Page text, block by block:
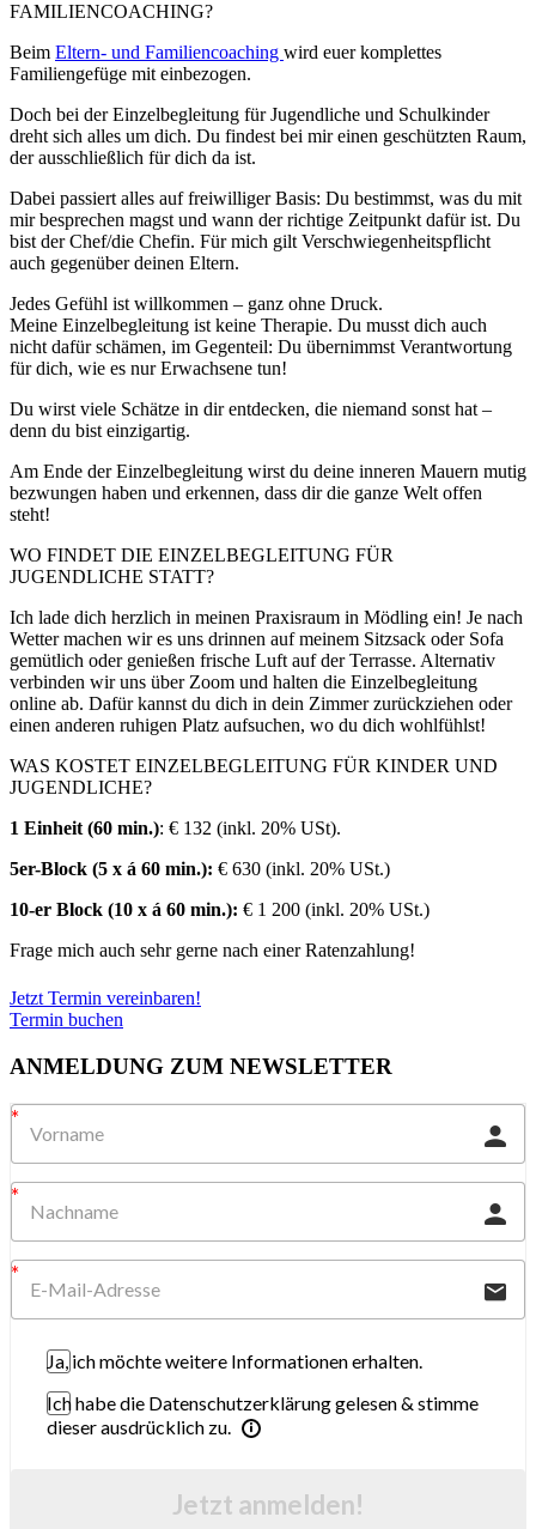
FAMILIENCOACHING?
Beim Eltern- und Familiencoaching wird euer komplettes
Familiengefüge mit einbezogen.
Doch bei der Einzelbegleitung für Jugendliche und Schulkinder
dreht sich alles um dich. Du findest bei mir einen geschützten Raum,
der ausschließlich für dich da ist.
Dabei passiert alles auf freiwilliger Basis: Du bestimmst, was du mit
mir besprechen magst und wann der richtige Zeitpunkt dafür ist. Du
bist der Chef/die Chefin. Für mich gilt Verschwiegenheitspflicht
auch gegenüber deinen Eltern.
Jedes Gefühl ist willkommen – ganz ohne Druck.
Meine Einzelbegleitung ist keine Therapie. Du musst dich auch
nicht dafür schämen, im Gegenteil: Du übernimmst Verantwortung
für dich, wie es nur Erwachsene tun!
Du wirst viele Schätze in dir entdecken, die niemand sonst hat –
denn du bist einzigartig.
Am Ende der Einzelbegleitung wirst du deine inneren Mauern mutig
bezwungen haben und erkennen, dass dir die ganze Welt offen
steht!
WO FINDET DIE EINZELBEGLEITUNG FÜR
JUGENDLICHE STATT?
Ich lade dich herzlich in meinen Praxisraum in Mödling ein! Je nach
Wetter machen wir es uns drinnen auf meinem Sitzsack oder Sofa
gemütlich oder genießen frische Luft auf der Terrasse. Alternativ
verbinden wir uns über Zoom und halten die Einzelbegleitung
online ab. Dafür kannst du dich in dein Zimmer zurückziehen oder
einen anderen ruhigen Platz aufsuchen, wo du dich wohlfühlst!
WAS KOSTET EINZELBEGLEITUNG FÜR KINDER UND
JUGENDLICHE?
1 Einheit (60 min.): € 132 (inkl. 20% USt).
5er-Block (5 x á 60 min.): € 630 (inkl. 20% USt.)
10-er Block (10 x á 60 min.): € 1 200 (inkl. 20% USt.)
Frage mich auch sehr gerne nach einer Ratenzahlung!
Jetzt Termin vereinbaren!
Termin buchen
ANMELDUNG ZUM NEWSLETTER
Ja, ich möchte weitere Informationen erhalten.
Ich habe die Datenschutzerklärung gelesen & stimme
dieser ausdrücklich zu.
Jetzt anmelden!